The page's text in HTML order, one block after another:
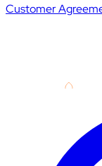
Customer